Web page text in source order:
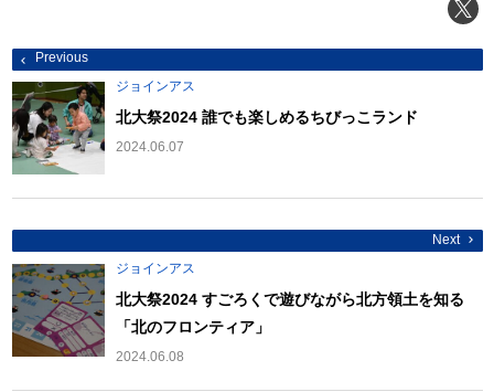
投
稿
ナ
ビ
ゲ
ー
シ
ョ
ン
Previous
ジョインアス
北大祭2024 誰でも楽しめるちびっこランド
2024.06.07
Next
ジョインアス
北大祭2024 すごろくで遊びながら北方領土を知る
「北のフロンティア」
2024.06.08